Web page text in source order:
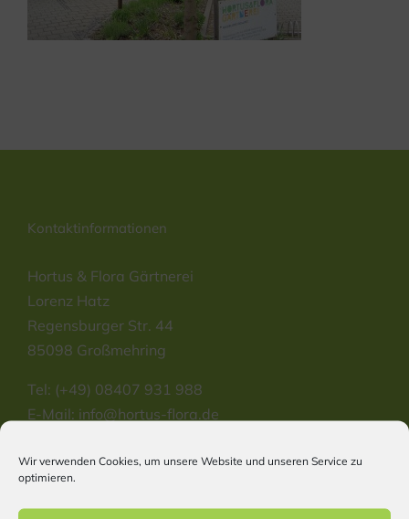
Wir verwenden Cookies, um unsere Website und unseren Service zu
optimieren.
Kontaktinformationen
Hortus & Flora Gärtnerei
Lorenz Hatz
Regensburger Str. 44
85098 Großmehring
Tel: (+49) 08407 931 988
E-Mail: info@hortus-flora.de
Information